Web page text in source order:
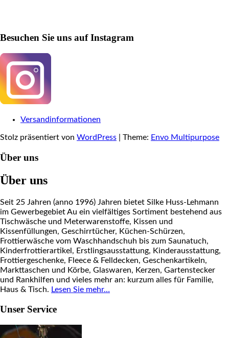
Besuchen Sie uns auf Instagram
Versandinformationen
Stolz präsentiert von WordPress Theme: Envo Multipurpose
Über uns
Über uns
Seit 25 Jahren (anno 1996) Jahren bietet Silke Huss-Lehmann
im Gewerbegebiet Au ein vielfältiges Sortiment bestehend aus
Tischwäsche und Meterwarenstoffe, Kissen und
Kissenfüllungen, Geschirrtücher, Küchen-Schürzen,
Frottierwäsche vom Waschhandschuh bis zum Saunatuch,
Kinderfrottierartikel, Erstlingsausstattung, Kinderausstattung,
Frottiergeschenke, Fleece & Felldecken, Geschenkartikeln,
Markttaschen und Körbe, Glaswaren, Kerzen, Gartenstecker
und Rankhilfen und vieles mehr an: kurzum alles für Familie,
Haus & Tisch. Lesen Sie mehr…
Unser Service